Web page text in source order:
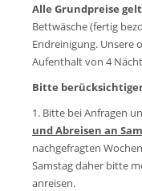
Alle Grundpreise
Bettwäsche (fertig
Endreinigung. Unsere
Aufenthalt von 4
Bitte
1. Bitte bei Anfragen
und Abreisen an
nachgefragten
Samstag daher bitte
anreisen.